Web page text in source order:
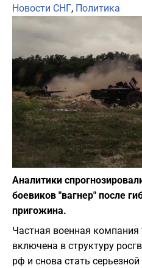
Новости СНГ, Политика
Аналитики
боевиков "вагнер" после
пригожина.
Частная военная
включена в структуру
рф и снова стать